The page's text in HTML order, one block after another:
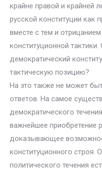
крайне правой и крайней
русской конституции как
вместе с тем и
конституционной
демократический
тактическую позицию?
На это также не может
ответов. На самое
демократического
важнейшее приобретение
доказывающее
конституционного строя.
политического течения